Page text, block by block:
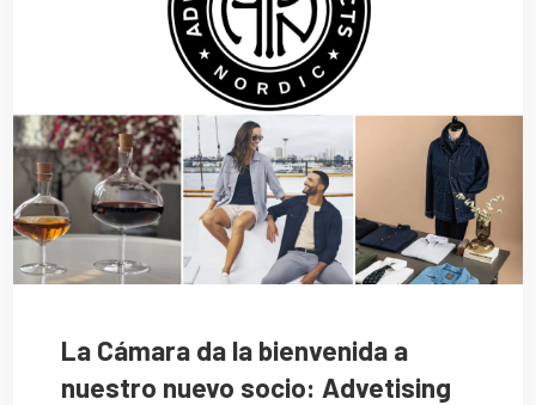
La Cámara da la bienvenida a
nuestro nuevo socio: Advetising